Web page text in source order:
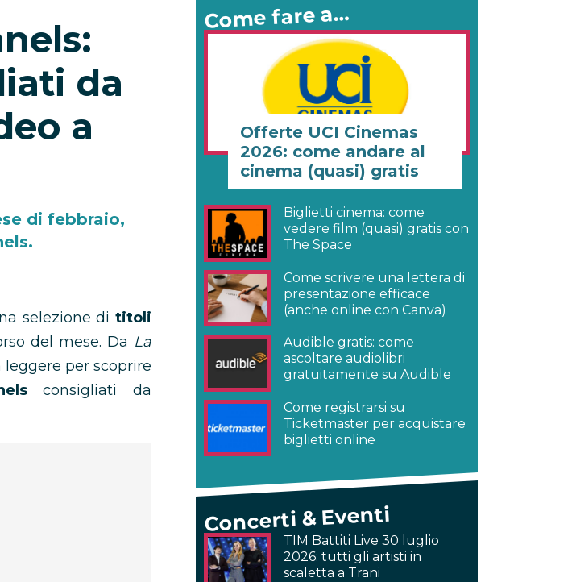
da
a
di febbraio,
selezione dititoli
del mese. Da La
leggere per scoprire
consigliati da
Come fare a…
Offerte UCI Cinemas
2026: come andare al
cinema (quasi) gratis
Biglietti cinema: come
vedere film (quasi) gratis con
The Space
Come scrivere una lettera di
presentazione efficace
(anche online con Canva)
Audible gratis: come
ascoltare audiolibri
gratuitamente su Audible
Come registrarsi su
Ticketmaster per acquistare
biglietti online
Concerti & Eventi
TIM Battiti Live 30 luglio
2026: tutti gli artisti in
scaletta a Trani